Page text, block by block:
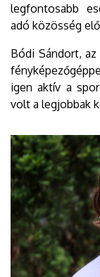
legfontosabb
adó közösség
Bódi Sándort,
igen aktív a
volt a legjobbak